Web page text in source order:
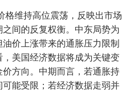
格维持高位震荡，反映出市场
间的反复权衡。中东局势为
价上涨带来的通胀压力限制
美国经济数据将成为关键变
方向。中期而言，若通胀持
能受限；若经济数据走弱并